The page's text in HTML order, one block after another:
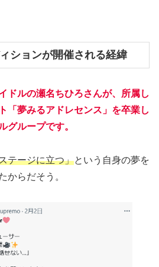
ションが開催される経緯
ドルの瀬名ちひろさんが、所属し
「夢みるアドレセンス」を卒業し
グループです。
テージに立つ」という自身の夢を
からだそう。